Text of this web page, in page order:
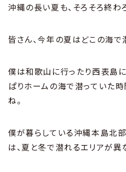
沖縄の長い夏も、そろそろ終わ
皆さん、今年の夏はどこの海で
僕は和歌山に行ったり西表島に
ぱりホームの海で潜っていた
ね。
僕が暮らしている沖縄本島北
は、夏と冬で潜れるエリアが異